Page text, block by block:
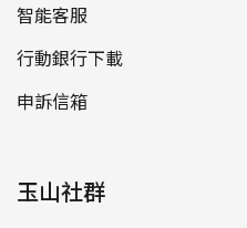
智能客服
行動銀行下載
申訴信箱
玉山社群